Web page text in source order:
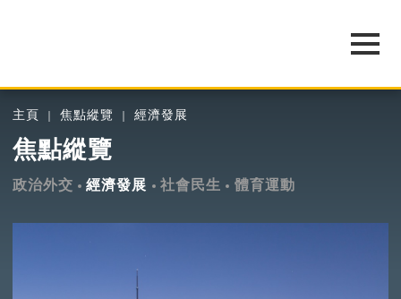
主頁 焦點縱覽 經濟發展
焦點縱覽
政治外交 經濟發展 社會民生 體育運動